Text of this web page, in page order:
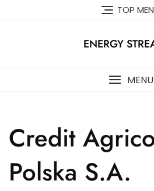
TOP
ENERGY
MENU
Credit
Polska S.A.